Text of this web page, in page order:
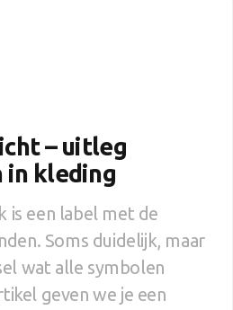
– uitleg
in kleding
is een label met de
Soms duidelijk, maar
wat alle symbolen
geven we je een